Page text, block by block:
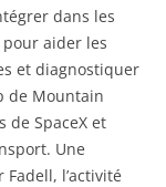
dans les
aider les
et diagnostiquer
de Mountain
de SpaceX et
Une
l’activité